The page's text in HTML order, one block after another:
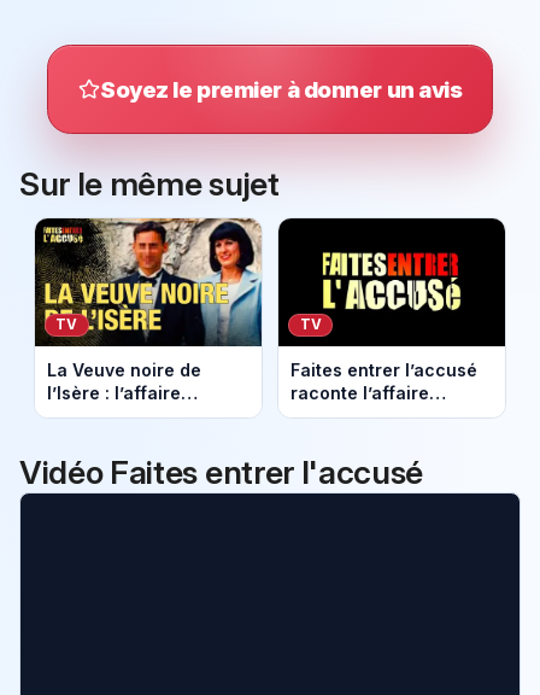
Soyez le premier à donner un avis
Sur le même sujet
TV
La Veuve noire de
l’Isère : l’affaire
glaçante de Manuela
entrer l'accusé
TV
Faites entrer l’accusé
raconte l’affaire
Marlène Dietrich,
Découverte
Vidéo Faites entrer l'accusé